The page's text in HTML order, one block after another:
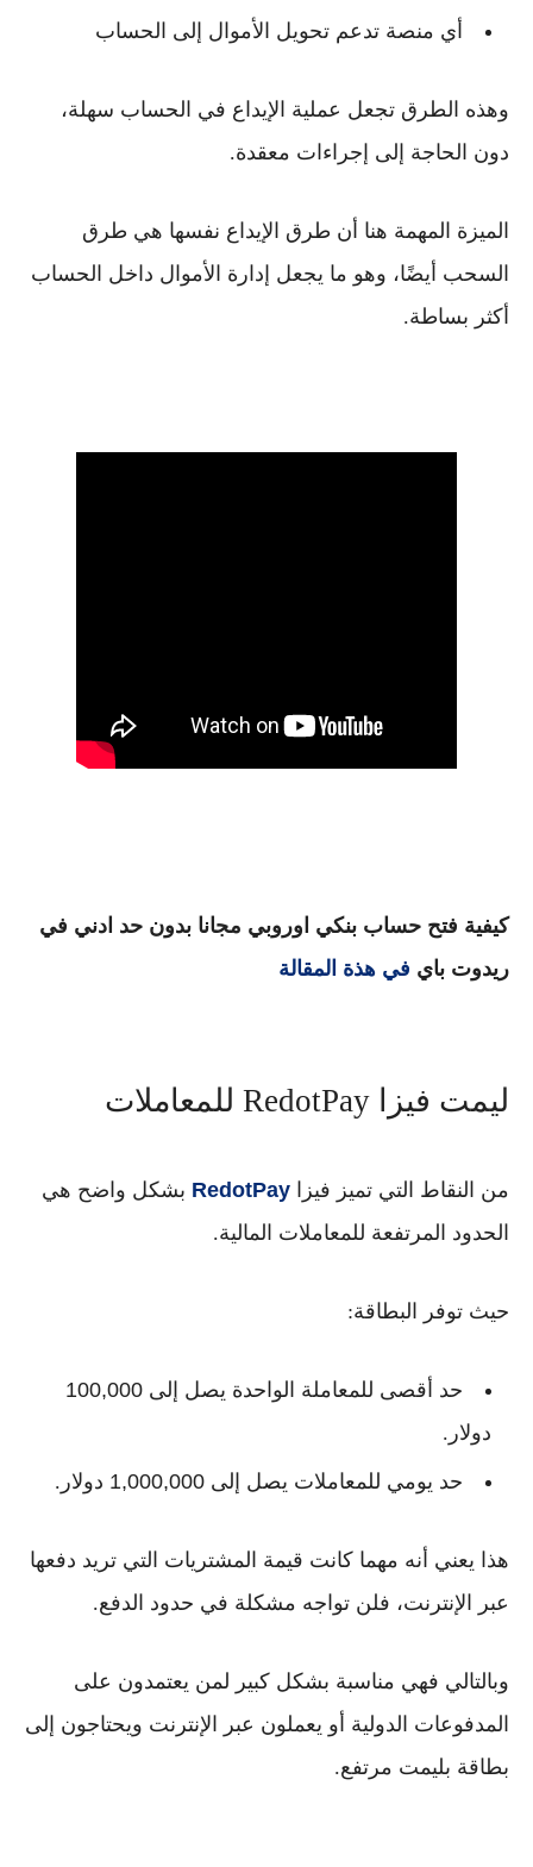
أي منصة تدعم تحويل الأموال إلى الحساب
وهذه الطرق تجعل عملية الإيداع في الحساب سهلة،
دون الحاجة إلى إجراءات معقدة.
الميزة المهمة هنا أن طرق الإيداع نفسها هي طرق
السحب أيضًا، وهو ما يجعل إدارة الأموال داخل الحساب
أكثر بساطة.
كيفية فتح حساب بنكي اوروبي مجانا بدون حد ادني في
ريدوت باي في هذة المقالة
ليمت فيزا RedotPay للمعاملات
من النقاط التي تميز فيزا RedotPay بشكل واضح هي
الحدود المرتفعة للمعاملات المالية.
حيث توفر البطاقة:
حد أقصى للمعاملة الواحدة يصل إلى 100,000
دولار .
حد يومي للمعاملات يصل إلى 1,000,000 دولار .
هذا يعني أنه مهما كانت قيمة المشتريات التي تريد دفعها
عبر الإنترنت، فلن تواجه مشكلة في حدود الدفع.
وبالتالي فهي مناسبة بشكل كبير لمن يعتمدون على
المدفوعات الدولية أو يعملون عبر الإنترنت ويحتاجون إلى
بطاقة بليمت مرتفع.